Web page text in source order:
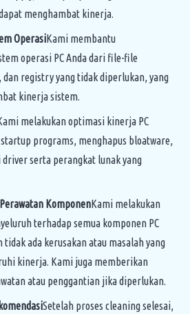
menghambat kinerja.
OperasiKami membantu
operasi PC Anda dari file-file
dan registry yang tidak diperlukan, yang
kinerja sistem.
melakukan optimasi kinerja PC
programs, menghapus bloatware,
serta perangkat lunak yang
KomponenKami melakukan
terhadap semua komponen PC
ada kerusakan atau masalah yang
kinerja. Kami juga memberikan
atau penggantian jika diperlukan.
Setelah proses cleaning selesai,